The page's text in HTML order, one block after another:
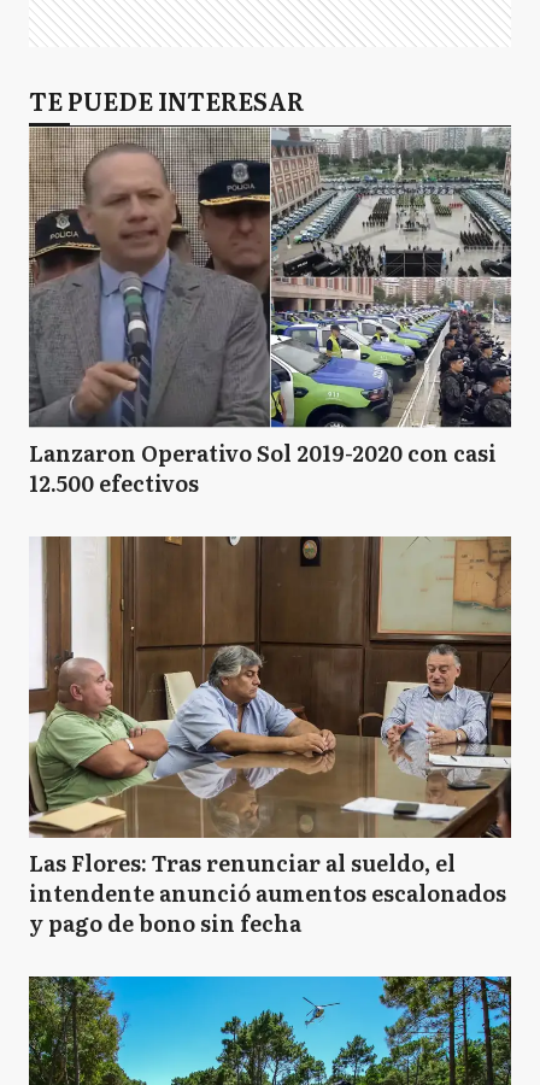
TE PUEDE INTERESAR
Lanzaron Operativo Sol 2019-2020 con casi
12.500 efectivos
Las Flores: Tras renunciar al sueldo, el
intendente anunció aumentos escalonados
y pago de bono sin fecha